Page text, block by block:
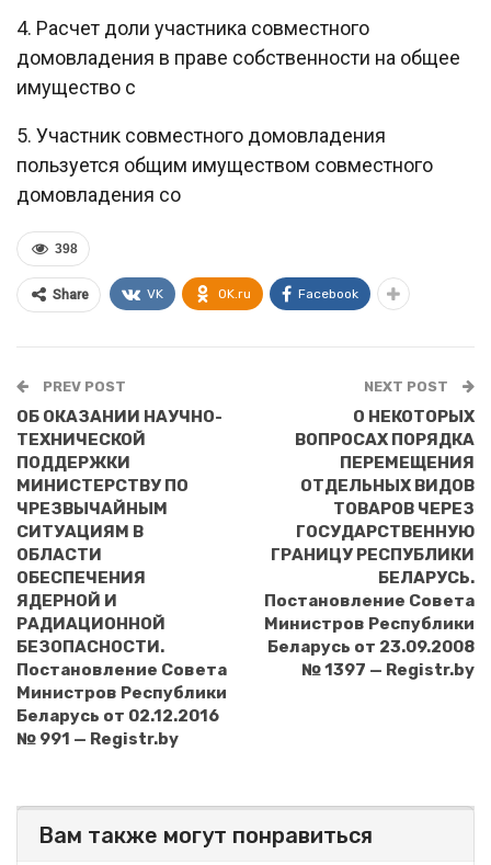
4. Расчет доли участника совместного
домовладения в праве собственности на общее
имущество с
5. Участник совместного домовладения
пользуется общим имуществом совместного
домовладения со
398
Share VK OK.ru Facebook
PREV POST
ОБ ОКАЗАНИИ НАУЧНО-
ТЕХНИЧЕСКОЙ
ПОДДЕРЖКИ
МИНИСТЕРСТВУ ПО
ЧРЕЗВЫЧАЙНЫМ
СИТУАЦИЯМ В
ОБЛАСТИ
ОБЕСПЕЧЕНИЯ
ЯДЕРНОЙ И
РАДИАЦИОННОЙ
БЕЗОПАСНОСТИ.
Постановление Совета
Министров Республики
Беларусь от 02.12.2016
№ 991 — Registr.by
NEXT POST
О НЕКОТОРЫХ
ВОПРОСАХ ПОРЯДКА
ПЕРЕМЕЩЕНИЯ
ОТДЕЛЬНЫХ ВИДОВ
ТОВАРОВ ЧЕРЕЗ
ГОСУДАРСТВЕННУЮ
ГРАНИЦУ РЕСПУБЛИКИ
БЕЛАРУСЬ.
Постановление Совета
Министров Республики
Беларусь от 23.09.2008
№ 1397 — Registr.by
Вам также могут понравиться